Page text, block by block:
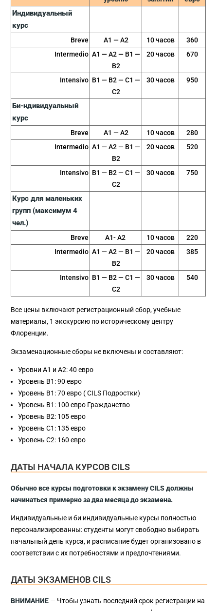
Индивидуальный
курс
Breve A1 — A2 10 часов
360
Intermedio A1 — A2 — B1 —
B2
20 часов 670
Intensivo B1 — B2 — C1 —
C2
30 часов 950
Би-ндивидуальный
курс
Breve A1 — A2 10 часов
280
Intermedio A1 — A2 — B1 —
B2
20 часов 520
Intensivo B1 — B2 — C1 —
C2
30 часов 750
Курс для маленьких
групп (максимум 4
чeл.)
Breve A1- A2 10 часов
220
Intermedio A1 — A2 — B1 —
B2
20 часов 385
Intensivo B1 — B2 — C1 —
C2
30 часов 540
Все цены включают регистрационный сбор, учебные
материалы, 1 экскурсию по историческому центру
Флоренции.
Экзаменационные сборы не включены и составляют:
Уровни А1 и А2: 40 евро
Уровень B1: 90 евро
Уровень B1: 70 евро ( CILS Подростки)
Уровень B1: 100 евро Гражданство
Уровень B2: 105 евро
Уровень С1: 135 евро
Уровень С2: 160 евро
ДАТЫ НАЧАЛА КУРСОВ CILS
Обычно все курсы подготовки к экзамену CILS должны
начинаться примерно за два месяца до экзамена.
Индивидуальные и би индивидуальные курсы полностью
персонализированны: студенты могут свободно выбирать
начальный день курса, и расписание будет организовано в
соответствии с их потребностями и предпочтениями.
ДАТЫ ЭКЗАМЕНОВ CILS
ВНИМАНИЕ — Чтобы узнать последний срок регистрации на